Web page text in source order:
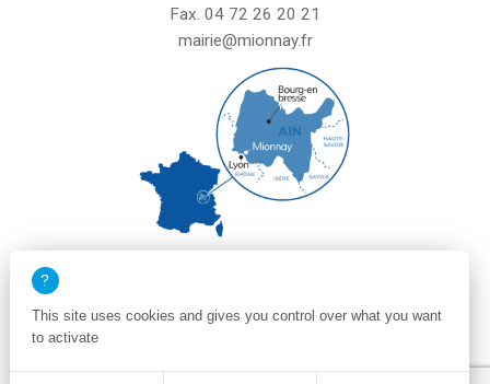
Fax. 04 72 26 20 21
mairie@mionnay.fr
le vendredi de 8h30 à 12h et de 13h30 à 16h30
un samedi matin sur deux de 8h30 à 12h
This site uses cookies and gives you control over what you want
to activate